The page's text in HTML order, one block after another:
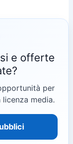
e offerte
per
media.